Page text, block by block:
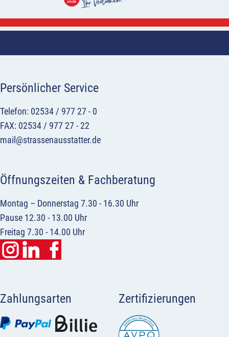
Persönlicher Service
Telefon: 02534 / 977 27 - 0
FAX: 02534 / 977 27 - 22
mail@strassenausstatter.de
Öffnungszeiten & Fachberatung
Montag – Donnerstag 7.30 - 16.30 Uhr
Pause 12.30 - 13.00 Uhr
Freitag 7.30 - 14.00 Uhr
Zahlungsarten Zertifizierungen